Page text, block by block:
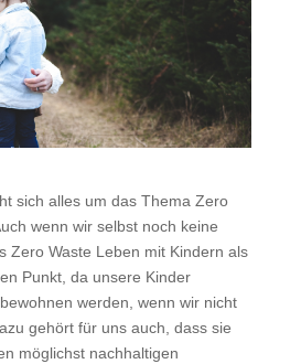
sich alles um das Thema Zero
wenn wir selbst noch keine
Zero Waste Leben mit Kindern als
Punkt, da unsere Kinder
werden, wenn wir nicht
gehört für uns auch, dass sie
möglichst nachhaltigen